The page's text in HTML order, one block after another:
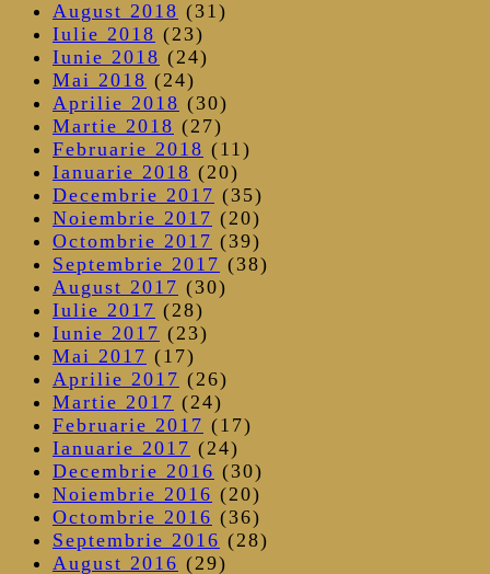
August 2018 (31)
Iulie 2018 (23)
Iunie 2018 (24)
Mai 2018 (24)
Aprilie 2018 (30)
Martie 2018 (27)
Februarie 2018 (11)
Ianuarie 2018 (20)
Decembrie 2017 (35)
Noiembrie 2017 (20)
Octombrie 2017 (39)
Septembrie 2017 (38)
August 2017 (30)
Iulie 2017 (28)
Iunie 2017 (23)
Mai 2017 (17)
Aprilie 2017 (26)
Martie 2017 (24)
Februarie 2017 (17)
Ianuarie 2017 (24)
Decembrie 2016 (30)
Noiembrie 2016 (20)
Octombrie 2016 (36)
Septembrie 2016 (28)
August 2016 (29)